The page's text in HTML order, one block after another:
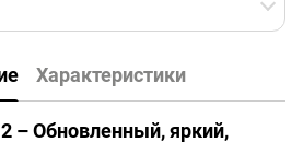
Характеристики
– Обновленный, яркий,